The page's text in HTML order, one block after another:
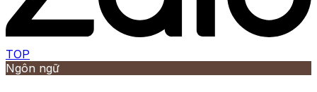
TOP
Ngôn ngữ